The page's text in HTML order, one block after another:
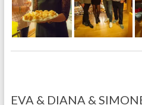
EVA & DIANA &